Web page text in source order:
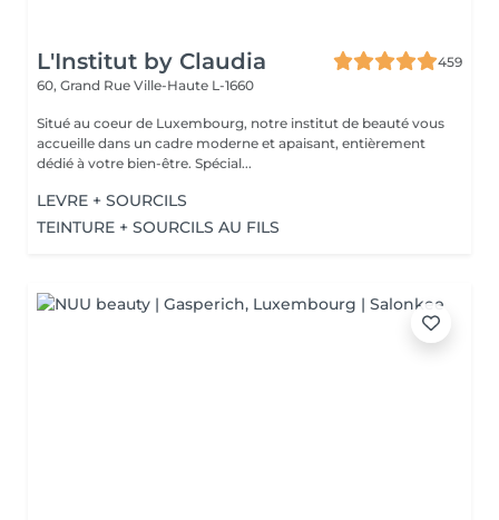
L'Institut by Claudia
459
60, Grand Rue Ville-Haute L-1660
Situé au coeur de Luxembourg, notre institut de beauté vous
accueille dans un cadre moderne et apaisant, entièrement
dédié à votre bien-être. Spécial...
LEVRE + SOURCILS
TEINTURE + SOURCILS AU FILS